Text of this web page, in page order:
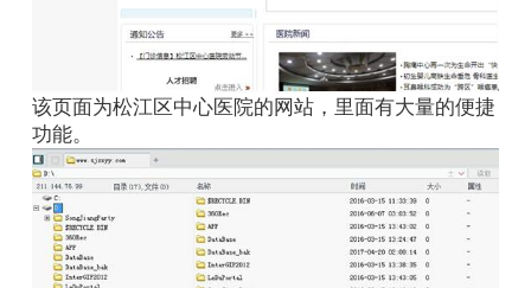
该页面为松江区中心医院的网站，里面有大量的便捷
功能。